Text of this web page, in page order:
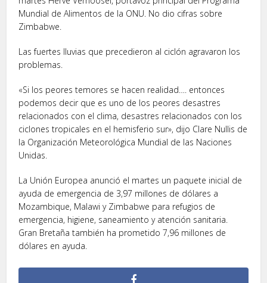
Mundial de Alimentos de la ONU. No dio cifras sobre
Zimbabwe.
Las fuertes lluvias que precedieron al ciclón agravaron los
problemas.
«Si los peores temores se hacen realidad…. entonces
podemos decir que es uno de los peores desastres
relacionados con el clima, desastres relacionados con los
ciclones tropicales en el hemisferio sur», dijo Clare Nullis de
la Organización Meteorológica Mundial de las Naciones
Unidas.
La Unión Europea anunció el martes un paquete inicial de
ayuda de emergencia de 3,97 millones de dólares a
Mozambique, Malawi y Zimbabwe para refugios de
emergencia, higiene, saneamiento y atención sanitaria.
Gran Bretaña también ha prometido 7,96 millones de
dólares en ayuda.